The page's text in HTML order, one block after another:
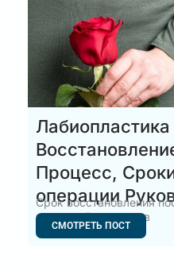
Лабиопластика
Процесс,
операции
Срок восстановления
из важнейших тем, в
СМОТРЕТЬ ПОСТ